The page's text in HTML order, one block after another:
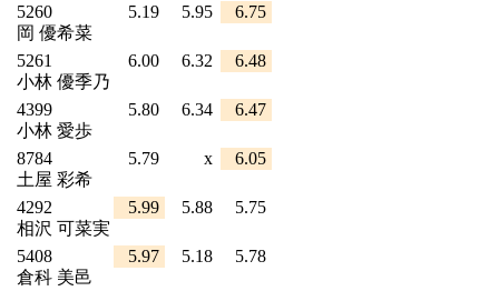
5260
岡 優希菜
5.19 5.95 6.75
5261
小林 優季乃
6.00 6.32 6.48
4399
小林 愛歩
5.80 6.34 6.47
8784
土屋 彩希
5.79 x 6.05
4292
相沢 可菜実
5.99 5.88 5.75
5408
倉科 美邑
5.97 5.18 5.78